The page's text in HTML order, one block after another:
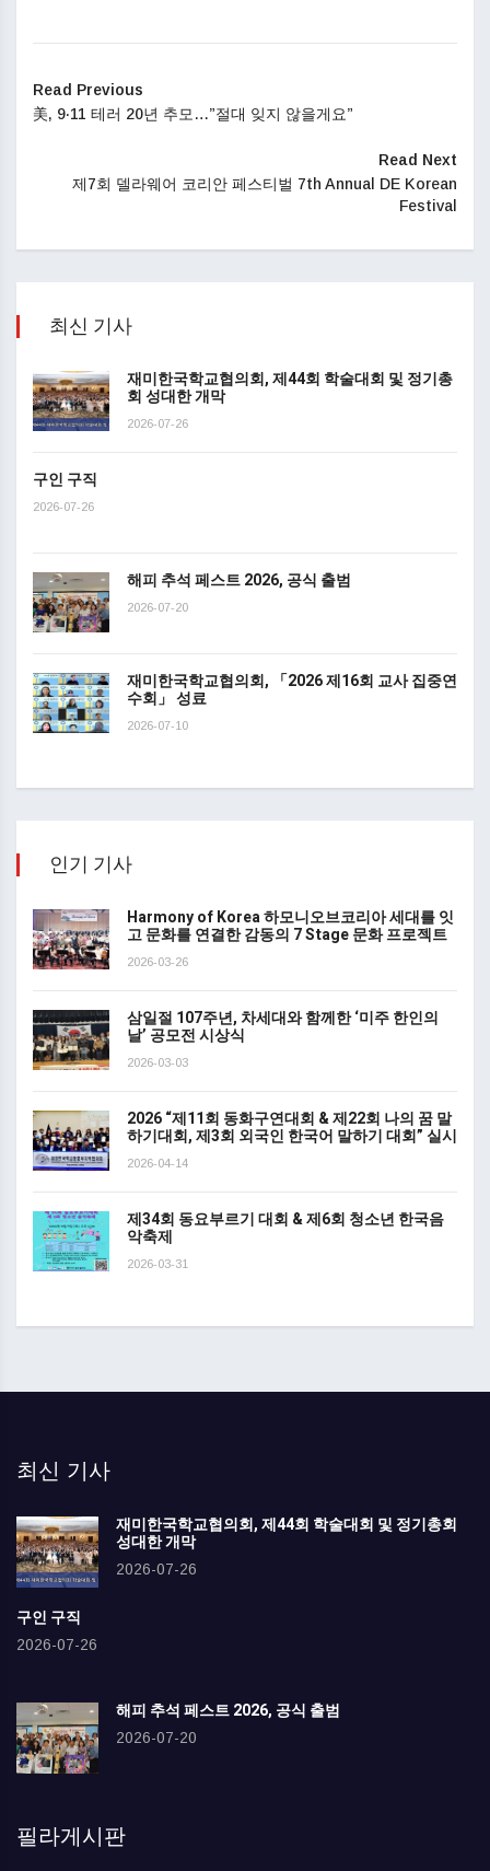
Read Previous
美, 9·11 테러 20년 추모…”절대 잊지 않을게요”
Read Next
제7회 델라웨어 코리안 페스티벌 7th Annual DE Korean
Festival
최신 기사
재미한국학교협의회, 제44회 학술대회 및 정기총
회 성대한 개막
2026-07-26
구인 구직
2026-07-26
해피 추석 페스트 2026, 공식 출범
2026-07-20
재미한국학교협의회, 「2026 제16회 교사 집중연
수회」 성료
2026-07-10
인기 기사
Harmony of Korea 하모니오브코리아 세대를 잇
고 문화를 연결한 감동의 7 Stage 문화 프로젝트
2026-03-26
삼일절 107주년, 차세대와 함께한 ‘미주 한인의
날’ 공모전 시상식
2026-03-03
2026 “제11회 동화구연대회 & 제22회 나의 꿈 말
하기대회, 제3회 외국인 한국어 말하기 대회” 실시
2026-04-14
제34회 동요부르기 대회 & 제6회 청소년 한국음
악축제
2026-03-31
최신 기사
재미한국학교협의회, 제44회 학술대회 및 정기총회
성대한 개막
2026-07-26
구인 구직
2026-07-26
해피 추석 페스트 2026, 공식 출범
2026-07-20
필라게시판